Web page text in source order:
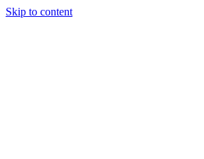
Skip to content